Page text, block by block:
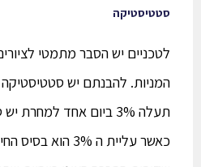
סטטיסטיקה
לטכניים יש הסבר מתמטי
המניות. להבנתם יש סטטיסטיקה
תעלה 3% ביום אחד למחרת
כאשר עליית ה 3%